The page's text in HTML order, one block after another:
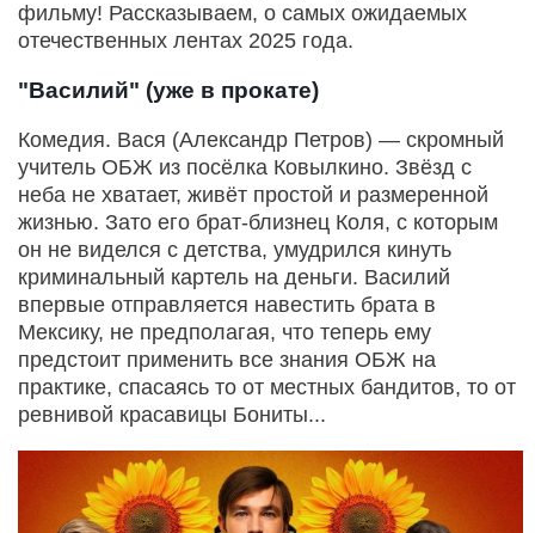
фильму! Рассказываем, о самых ожидаемых
отечественных лентах 2025 года.
"Василий" (уже в прокате)
Комедия. Вася (Александр Петров) — скромный
учитель ОБЖ из посёлка Ковылкино. Звёзд с
неба не хватает, живёт простой и размеренной
жизнью. Зато его брат-близнец Коля, с которым
он не виделся с детства, умудрился кинуть
криминальный картель на деньги. Василий
впервые отправляется навестить брата в
Мексику, не предполагая, что теперь ему
предстоит применить все знания ОБЖ на
практике, спасаясь то от местных бандитов, то от
ревнивой красавицы Бониты...